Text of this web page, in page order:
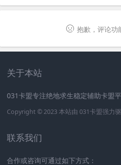
抱歉，评论功
关于本站
031卡盟专注绝地求生稳定辅助卡盟
Copyright © 2023 本站由 031卡盟强力
联系我们
合作或咨询可通过如下方式：